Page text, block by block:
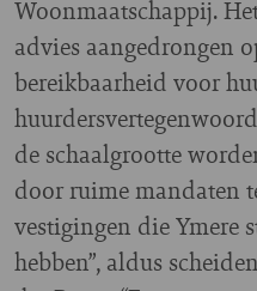
Woonmaatschappij.
advies aangedrongen
bereikbaarheid voor
de schaalgrootte
door ruime mandaten
vestigingen die Ymere
hebben”, aldus